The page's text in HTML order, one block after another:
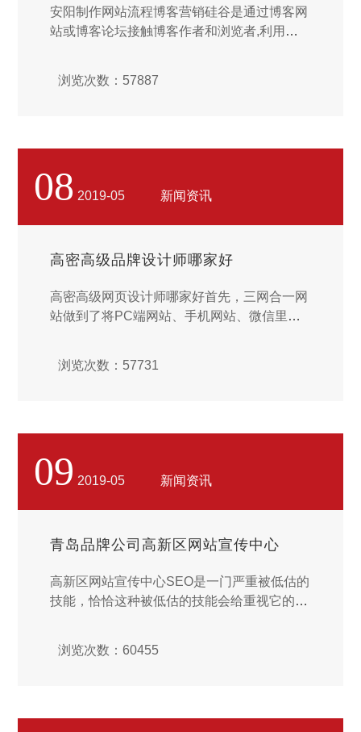
安阳制作网站流程博客营销硅谷是通过博客网
站或博客论坛接触博客作者和浏览者,利用博
浏览次数：57887
08 2019-05 新闻资讯
高密高级品牌设计师哪家好
高密高级网页设计师哪家好首先，三网合一网
站做到了将PC端网站、手机网站、微信里的
业网站，能够看到完全一致的网站页面，方便
浏览次数：57731
09 2019-05 新闻资讯
青岛品牌公司高新区网站宣传中心
高新区网站宣传中心SEO是一门严重被低估的
技能，恰恰这种被低估的技能会给重视它的人
往往让人举足无措，网站久久不能获得很好的
浏览次数：60455